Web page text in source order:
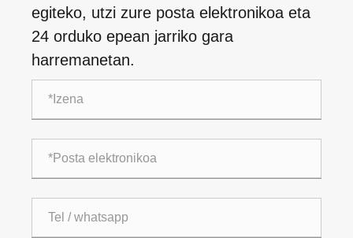
egiteko, utzi zure posta elektronikoa eta
24 orduko epean jarriko gara
harremanetan.